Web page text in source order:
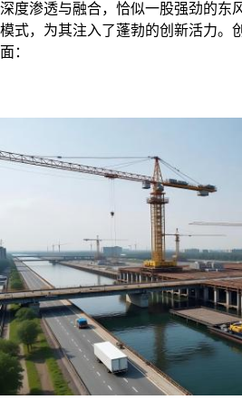
深度渗透与融合，恰似一股强劲的东
模式，为其注入了蓬勃的创新活力。
面：